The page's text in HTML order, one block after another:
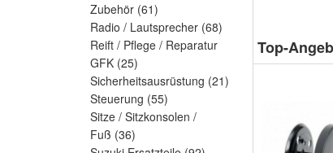
Zubehör (61)
Radio / Lautsprecher (68)
Reift / Pflege / Reparatur
GFK (25)
Sicherheitsausrüstung (21)
Steuerung (55)
Sitze / Sitzkonsolen /
Fuß (36)
Top-